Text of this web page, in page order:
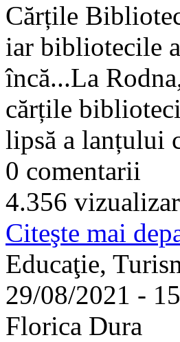
Cărțile
iar bibliotecile
încă...La
cărțile
lipsă a lanțului
0 comentarii
4.356
Citeşte mai
Educaţie,
29/08/2021 -
Florica Dura